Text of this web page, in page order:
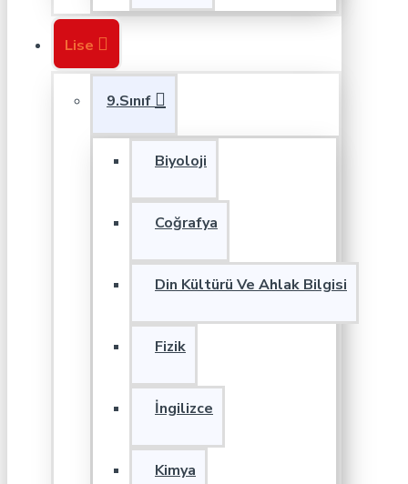
Lise
9.Sınıf
Biyoloji
Coğrafya
Din Kültürü Ve Ahlak Bilgisi
Fizik
İngilizce
Kimya